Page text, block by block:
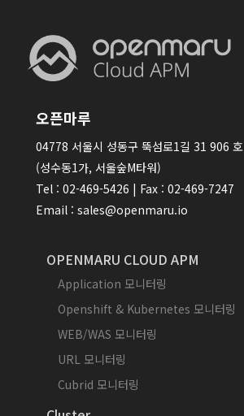
오픈마루
04778 서울시 성동구 뚝섬로1길 31 906 호
(성수동1가, 서울숲M타워)
Tel : 02-469-5426 | Fax : 02-469-7247
Email : sales@openmaru.io
OPENMARU CLOUD APM
Application 모니터링
Openshift & Kubernetes 모니터링
WEB/WAS 모니터링
URL 모니터링
Cubrid 모니터링